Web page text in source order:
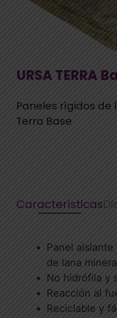
URSA TERRA
Paneles rígidos de
Terra Base
Características
Panel
de lana
No hidrófila y
Reacción al
Reciclable y